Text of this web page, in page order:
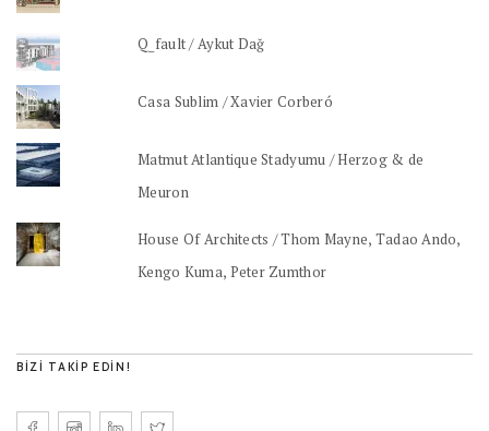
Q_fault / Aykut Dağ
Casa Sublim / Xavier Corberó
Matmut Atlantique Stadyumu / Herzog & de
Meuron
House Of Architects / Thom Mayne, Tadao Ando,
Kengo Kuma, Peter Zumthor
BIZI TAKIP EDIN!